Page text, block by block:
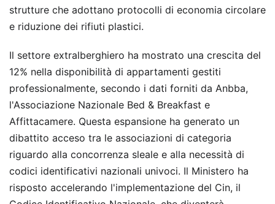
strutture che adottano protocolli di economia circolare
e riduzione dei rifiuti plastici.
Il settore extralberghiero ha mostrato una crescita del
12% nella disponibilità di appartamenti gestiti
professionalmente, secondo i dati forniti da Anbba,
l'Associazione Nazionale Bed & Breakfast e
Affittacamere. Questa espansione ha generato un
dibattito acceso tra le associazioni di categoria
riguardo alla concorrenza sleale e alla necessità di
codici identificativi nazionali univoci. Il Ministero ha
risposto accelerando l'implementazione del Cin, il